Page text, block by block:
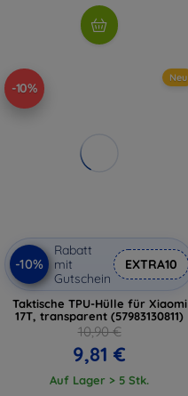
-10%
Neu
-10%
Rabatt
mit
Gutschein
EXTRA10
Taktische TPU-Hülle für Xiaomi
17T, transparent (57983130811)
10,90 €
9,81 €
Auf Lager > 5 Stk.